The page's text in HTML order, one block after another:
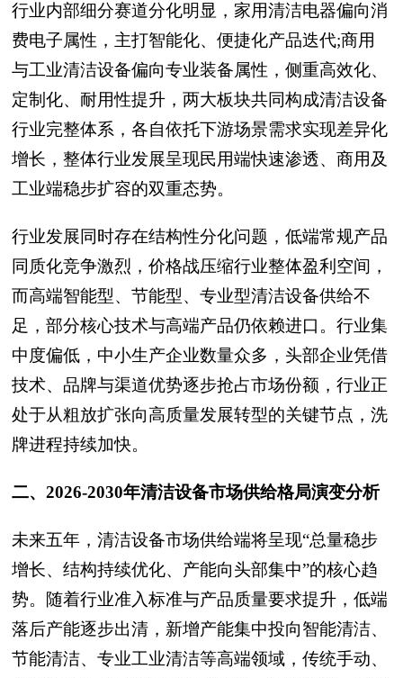
行业内部细分赛道分化明显，家用清洁电器偏向消
费电子属性，主打智能化、便捷化产品迭代;商用
与工业清洁设备偏向专业装备属性，侧重高效化、
定制化、耐用性提升，两大板块共同构成清洁设备
行业完整体系，各自依托下游场景需求实现差异化
增长，整体行业发展呈现民用端快速渗透、商用及
工业端稳步扩容的双重态势。
行业发展同时存在结构性分化问题，低端常规产品
同质化竞争激烈，价格战压缩行业整体盈利空间，
而高端智能型、节能型、专业型清洁设备供给不
足，部分核心技术与高端产品仍依赖进口。行业集
中度偏低，中小生产企业数量众多，头部企业凭借
技术、品牌与渠道优势逐步抢占市场份额，行业正
处于从粗放扩张向高质量发展转型的关键节点，洗
牌进程持续加快。
二、2026-2030年清洁设备市场供给格局演变分析
未来五年，清洁设备市场供给端将呈现“总量稳步
增长、结构持续优化、产能向头部集中”的核心趋
势。随着行业准入标准与产品质量要求提升，低端
落后产能逐步出清，新增产能集中投向智能清洁、
节能清洁、专业工业清洁等高端领域，传统手动、